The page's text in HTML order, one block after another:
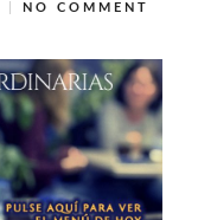
NO COMMENT